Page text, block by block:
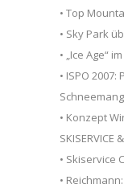
• Top
• Sky Park
• „Ice Age“
• ISPO
• Konzept
SKISERVICE
• Skiservice
•